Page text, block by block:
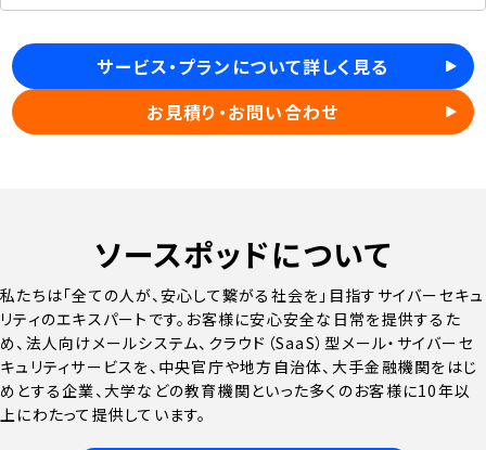
サービス・プランについて詳しく見る
お見積り・お問い合わせ
ソースポッドについて
私たちは「全ての人が、安心して繋がる社会を」目指すサイバーセキュ
リティのエキスパートです。お客様に安心安全な日常を提供するた
め、法人向けメールシステム、クラウド（SaaS）型メール・サイバーセ
キュリティサービスを、中央官庁や地方自治体、大手金融機関をはじ
めとする企業、大学などの教育機関といった多くのお客様に10年以
上にわたって提供しています。